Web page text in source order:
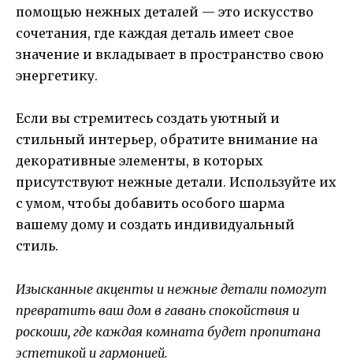
помощью нежных деталей — это искусство
сочетания, где каждая деталь имеет свое
значение и вкладывает в пространство свою
энергетику.
Если вы стремитесь создать уютный и
стильный интерьер, обратите внимание на
декоративные элементы, в которых
присутствуют нежные детали. Используйте их
с умом, чтобы добавить особого шарма
вашему дому и создать индивидуальный
стиль.
Изысканные акценты и нежные детали помогут
превратить ваш дом в гавань спокойствия и
роскоши, где каждая комната будет пропитана
эстетикой и гармонией.